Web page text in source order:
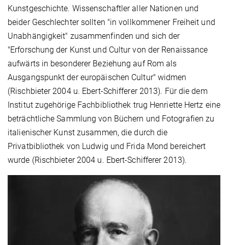
Kunstgeschichte. Wissenschaftler aller Nationen und
beider Geschlechter sollten "in vollkommener Freiheit und
Unabhängigkeit" zusammenfinden und sich der
"Erforschung der Kunst und Cultur von der Renaissance
aufwärts in besonderer Beziehung auf Rom als
Ausgangspunkt der europäischen Cultur" widmen
(Rischbieter 2004 u. Ebert-Schifferer 2013). Für die dem
Institut zugehörige Fachbibliothek trug Henriette Hertz eine
beträchtliche Sammlung von Büchern und Fotografien zu
italienischer Kunst zusammen, die durch die
Privatbibliothek von Ludwig und Frida Mond bereichert
wurde (Rischbieter 2004 u. Ebert-Schifferer 2013).